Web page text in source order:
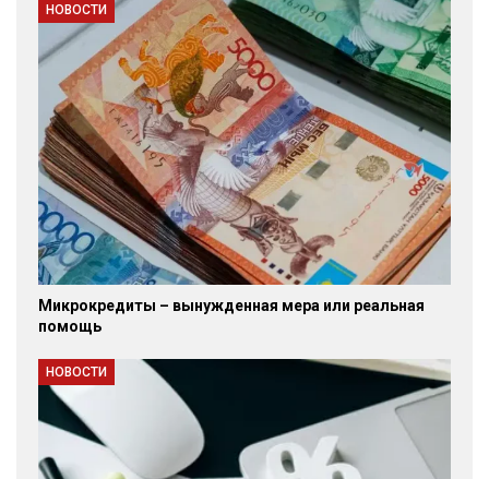
НОВОСТИ
Микрокредиты – вынужденная мера или реальная
помощь
НОВОСТИ